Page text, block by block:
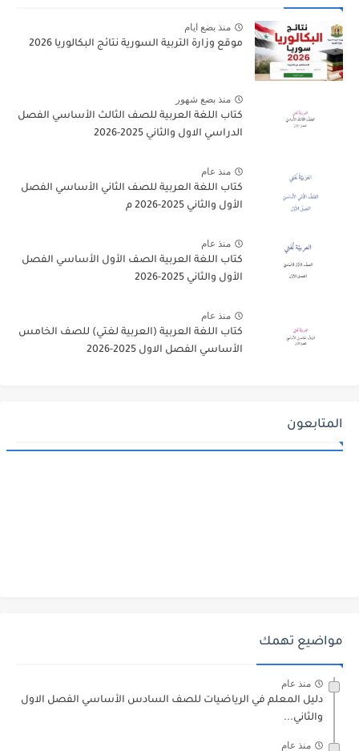
منذ بضع ايام
موقع وزارة التربية السورية نتائج البكالوريا 2026
منذ بضع شهور
كتاب اللغة العربية للصف الثالث الأساسي الفصل
الدراسي الاول والثاني 2025-2026
منذ عام
كتاب اللغة العربية للصف الثاني الأساسي الفصل
الأول والثاني 2025-2026 م
منذ عام
كتاب اللغة العربية الصف الأول الأساسي الفصل
الأول والثاني 2025-2026
منذ عام
كتاب اللغة العربية (العربية لغتي) للصف الخامس
الأساسي الفصل الاول 2025-2026
المتابعون
مواضيع تهمك
منذ عام
دليل المعلم في الرياضيات للصف السادس الأساسي الفصل الاول
والثاني...
منذ عام